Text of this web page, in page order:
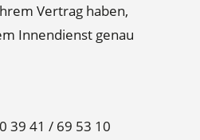
Vertrag haben,
Innendienst genau
39 41 / 69 53 10